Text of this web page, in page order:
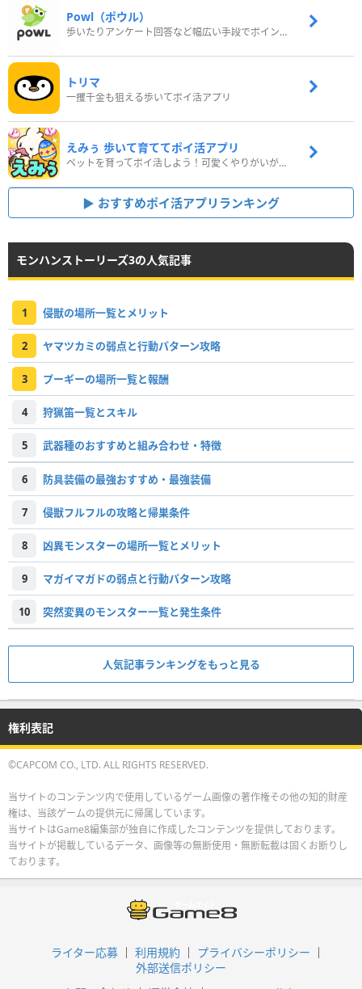
Powl（ポウル）
歩いたりアンケート回答など幅広い手段でポイントをゲット
トリマ
一攫千金も狙える歩いてポイ活アプリ
えみぅ 歩いて育ててポイ活アプリ
ペットを育ってポイ活しよう！可愛くやりがいがある新感覚アプリ
おすすめポイ活アプリランキング
モンハンストーリーズ3の人気記事
1 侵獣の場所一覧とメリット
2 ヤマツカミの弱点と行動パターン攻略
3 プーギーの場所一覧と報酬
4 狩猟笛一覧とスキル
5 武器種のおすすめと組み合わせ・特徴
6 防具装備の最強おすすめ・最強装備
7 侵獣フルフルの攻略と帰巣条件
8 凶異モンスターの場所一覧とメリット
9 マガイマガドの弱点と行動パターン攻略
10 突然変異のモンスター一覧と発生条件
人気記事ランキングをもっと見る
権利表記
©CAPCOM CO., LTD. ALL RIGHTS RESERVED.
当サイトのコンテンツ内で使用しているゲーム画像の著作権その他の知的財産
権は、当該ゲームの提供元に帰属しています。
当サイトはGame8編集部が独自に作成したコンテンツを提供しております。
当サイトが掲載しているデータ、画像等の無断使用・無断転載は固くお断りし
ております。
ライター応募 利用規約
プライバシーポリシー
外部送信ポリシー